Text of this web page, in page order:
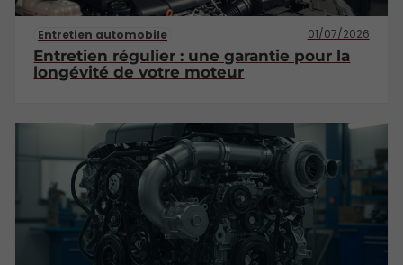
Entretien automobile 01/07/2026
Entretien régulier : une garantie pour la
longévité de votre moteur